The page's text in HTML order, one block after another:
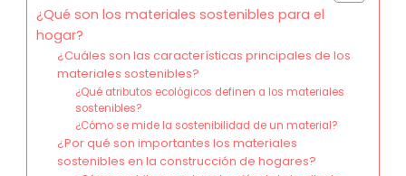
¿Qué son los materiales sostenibles para el
hogar?
¿Cuáles son las características principales de los
materiales sostenibles?
¿Qué atributos ecológicos definen a los materiales
sostenibles?
¿Cómo se mide la sostenibilidad de un material?
¿Por qué son importantes los materiales
sostenibles en la construcción de hogares?